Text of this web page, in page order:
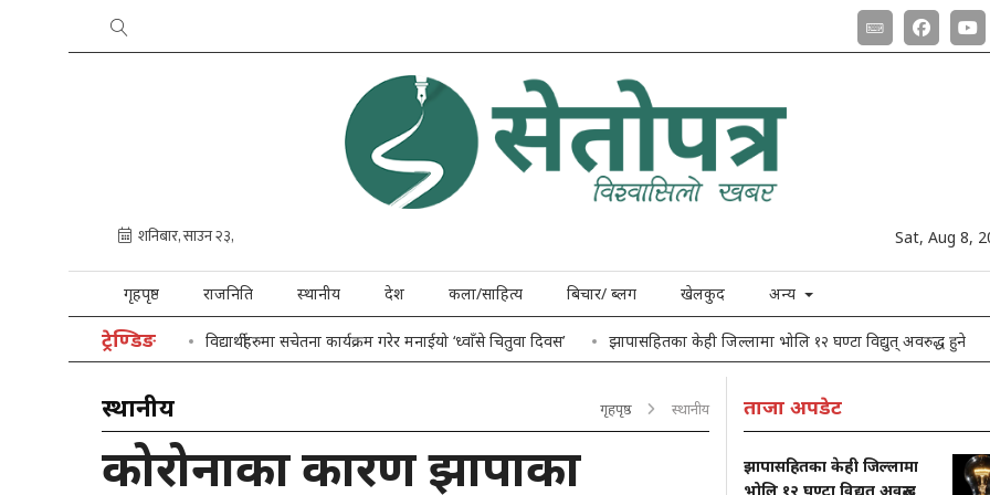
Sat, Aug 8,
गृहपृष्ठ राजनिति स्थानीय देश कला/साहित्य बिचार/ ब्लग खेलकुद अन्य
ट्रेण्डिङ विद्यार्थीहरुमा सचेतना कार्यक्रम गरेर मनाईयो ‘ध्वाँसे चितुवा दिवस’ झापासहितका केही जिल्लामा भोलि १२ घण्टा विद्युत् अवरुद्ध हुने
स्थानीय गृहपृष्ठ स्थानीय
कोरोनाका कारण झापाका
ताजा अपडेट
झापासहितका केही जिल्लामा
भोलि १२ घण्टा विद्युत् अवरुद्ध